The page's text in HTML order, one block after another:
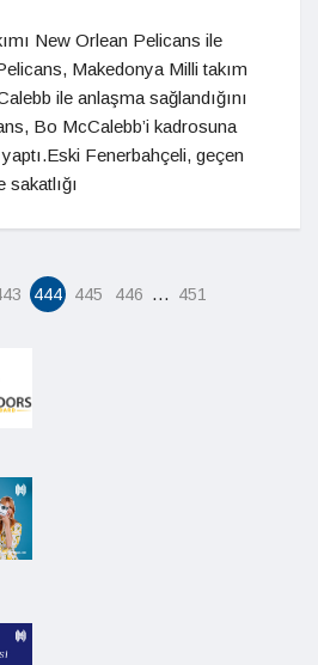
New Orlean Pelicans ile
Makedonya Milli takım
ile anlaşma sağlandığını
Bo McCalebb’i kadrosuna
Fenerbahçeli, geçen
sakatlığı
444 445 446 … 451